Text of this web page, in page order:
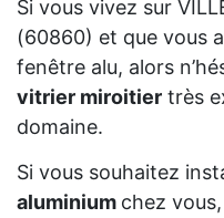
Si vous vivez sur
(60860) et que vous
fenêtre alu, alors
vitrier miroitier très
domaine.
Si vous souhaitez
aluminium chez